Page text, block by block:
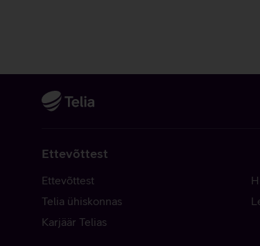
Ettevõttest
Ettevõttest
Telia ühiskonnas
Karjäär Telias